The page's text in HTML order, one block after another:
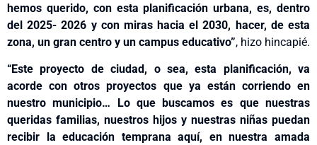
hemos querido, con esta planificación urbana, es, dentro
del 2025- 2026 y con miras hacia el 2030, hacer, de esta
zona, un gran centro y un campus educativo”, hizo hincapié.
“Este proyecto de ciudad, o sea, esta planificación, va
acorde con otros proyectos que ya están corriendo en
nuestro municipio… Lo que buscamos es que nuestras
queridas familias, nuestros hijos y nuestras niñas puedan
recibir la educación temprana aquí, en nuestra amada